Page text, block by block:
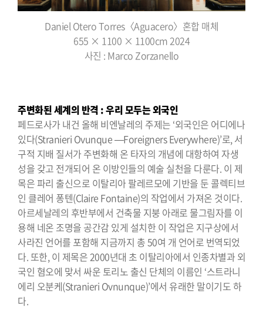
Daniel Otero Torres〈Aguacero〉혼합 매체
655 × 1100 × 1100cm 2024
사진 : Marco Zorzanello
주변화된 세계의 반격 : 우리 모두는 외국인
페드로사가 내건 올해 비엔날레의 주제는 ‘외국인은 어디에나
있다(Stranieri Ovunque —Foreigners Everywhere)’로, 서
구적 지배 질서가 주변화해 온 타자의 개념에 대항하여 자생
성을 갖고 전개되어 온 이방인들의 예술 실천을 다룬다. 이 제
목은 파리 출신으로 이탈리아 팔레르모에 기반을 둔 콜렉티브
인 클레어 퐁텐(Claire Fontaine)의 작업에서 가져온 것이다.
아르세날레의 후반부에서 건축물 지붕 아래로 물그림자를 이
용해 네온 조명을 공간감 있게 설치한 이 작업은 지구상에서
사라진 언어를 포함해 지금까지 총 50여 개 언어로 번역되었
다. 또한, 이 제목은 2000년대 초 이탈리아에서 인종차별과 외
국인 혐오에 맞서 싸운 토리노 출신 단체의 이름인 ‘스트라니
에리 오분케(Stranieri Ovnunque)’에서 유래한 말이기도 하
다.